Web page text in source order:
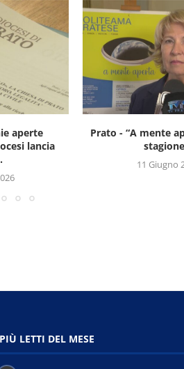
aperte
lancia
Prato - “A mente
11 Giugno
LETTI DEL MESE